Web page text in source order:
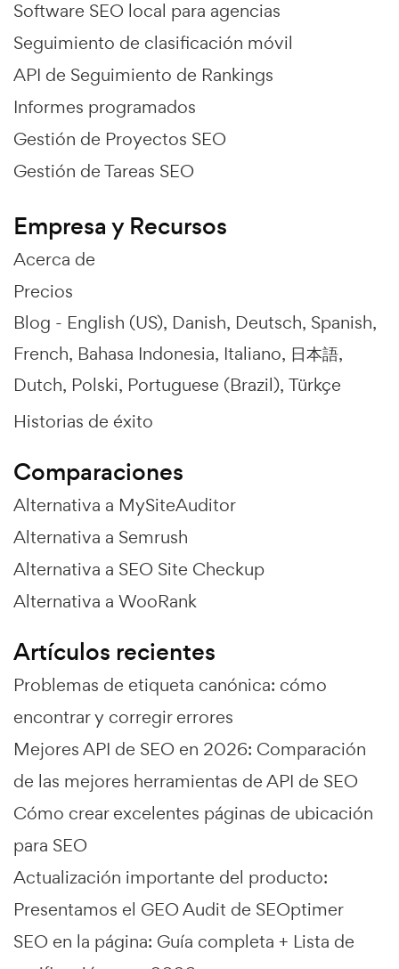
Software SEO local para agencias
Seguimiento de clasificación móvil
API de Seguimiento de Rankings
Informes programados
Gestión de Proyectos SEO
Gestión de Tareas SEO
Empresa y Recursos
Acerca de
Precios
Blog - English (US) Danish Deutsch Spanish
French Bahasa Indonesia Italiano 日本語
Dutch Polski Portuguese (Brazil) Türkçe
Historias de éxito
Comparaciones
Alternativa a MySiteAuditor
Alternativa a Semrush
Alternativa a SEO Site Checkup
Alternativa a WooRank
Artículos recientes
Problemas de etiqueta canónica: cómo
encontrar y corregir errores
Mejores API de SEO en 2026: Comparación
de las mejores herramientas de API de SEO
Cómo crear excelentes páginas de ubicación
para SEO
Actualización importante del producto:
Presentamos el GEO Audit de SEOptimer
SEO en la página: Guía completa + Lista de